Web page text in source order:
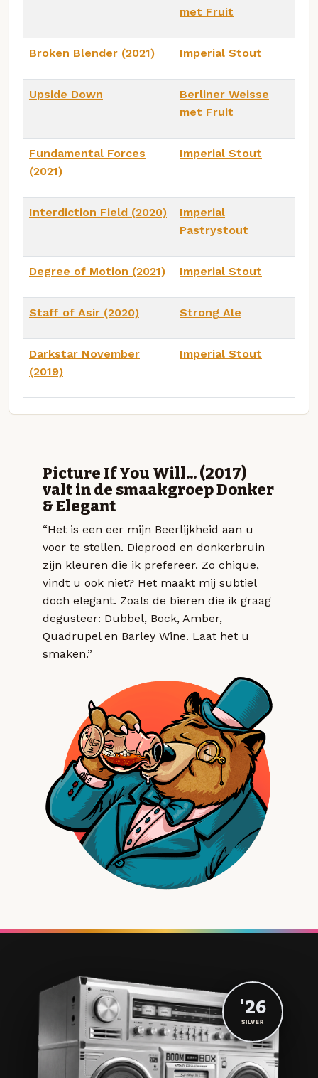
met Fruit
Broken Blender (2021) Imperial Stout
Upside Down
Berliner Weisse
met Fruit
Fundamental Forces
(2021)
Imperial Stout
Interdiction Field (2020)
Imperial
Pastrystout
Degree of Motion (2021) Imperial Stout
Staff of Asir (2020) Strong Ale
Darkstar November
(2019)
Imperial Stout
Picture If You Will... (2017)
valt in de smaakgroep Donker
& Elegant
“Het is een eer mijn Beerlijkheid aan u
voor te stellen. Dieprood en donkerbruin
zijn kleuren die ik prefereer. Zo chique,
vindt u ook niet? Het maakt mij subtiel
doch elegant. Zoals de bieren die ik graag
degusteer: Dubbel, Bock, Amber,
Quadrupel en Barley Wine. Laat het u
smaken.”
'26
SILVER